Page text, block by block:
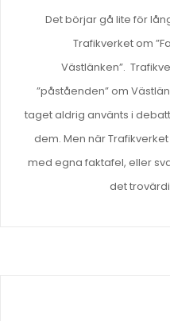
Det börjar gå lite för
Trafikverket om
Västlänken”.
”påståenden” om
taget aldrig använts i
dem. Men när
med egna faktafel, eller
det